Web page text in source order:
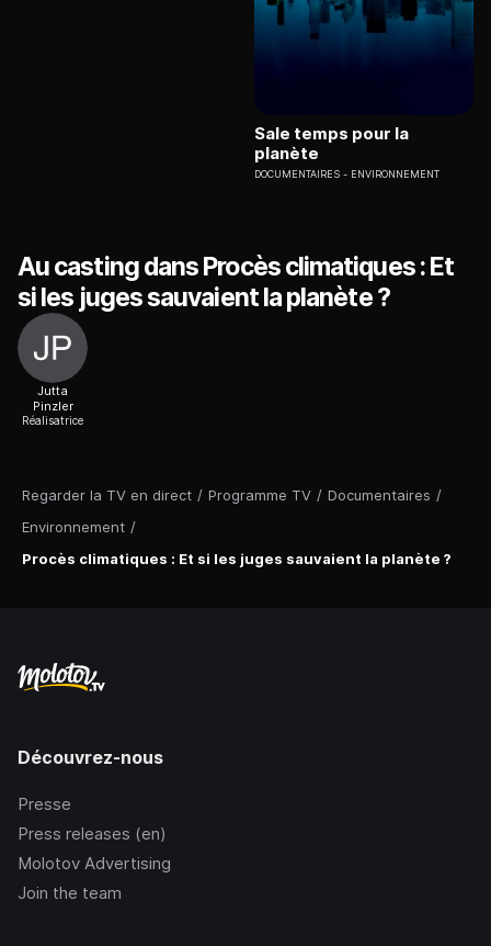
Regarder la TV en direct / Programme TV / Documentaires /
Environnement /
Procès climatiques : Et si les juges sauvaient la planète ?
Sale temps pour la
planète
DOCUMENTAIRES ENVIRONNEMENT
Au casting dans Procès climatiques : Et
si les juges sauvaient la planète ?
Jutta
Pinzler
Réalisatrice
Découvrez-nous
Presse
Press releases (en)
Molotov Advertising
Join the team